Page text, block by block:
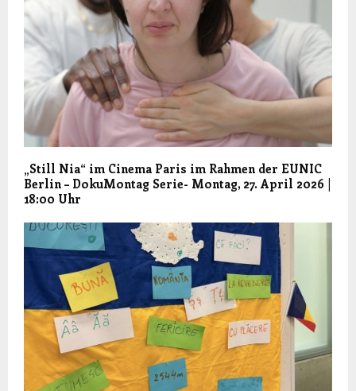
„Still Nia“ im Cinema Paris im Rahmen der EUNIC
Berlin – DokuMontag Serie- Montag, 27. April 2026 |
18:00 Uhr